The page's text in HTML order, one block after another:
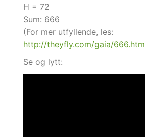
H = 72
Sum: 666
(For mer utfyllende, les:
http://theyfly.com/gaia/666.htm
Se og lytt: